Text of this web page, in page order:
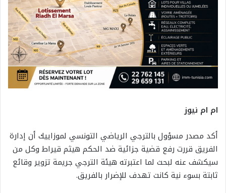
ام ام نيوز
أكد مصدر مسؤول بالترجي الرياضي التونسي لموزاييك أن إدارة
الفريق قررت رفع قضية جزائية ضد الحكم هيثم قيراط وكل من
سيكشف عنه لبحث لما اعتبرته هيئة الترجي جريمة تزوير وقائع
ثابتة بسوء نية كانت تهدف للإضرار بالفريق.